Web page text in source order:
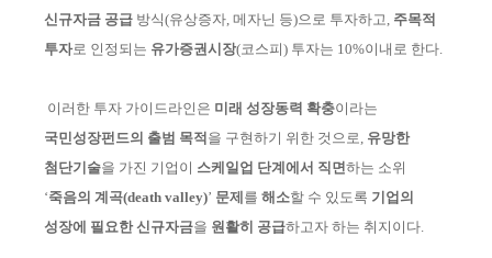
신규자금 공급 방식(유상증자, 메자닌 등)으로 투자하고, 주목적
투자로 인정되는 유가증권시장(코스피) 투자는 10%이내로 한다.
이러한 투자 가이드라인은 미래 성장동력 확충이라는
국민성장펀드의 출범 목적 을 구현하기 위한 것으로, 유망한
첨단기술을 가진 기업이 스케일업 단계에서 직면하는 소위
‘죽음의 계곡(death valley)’ 문제 를 해소할 수 있도록 기 업의
성장에 필요한 신규자금을 원활히 공급하고자 하는 취지이다.